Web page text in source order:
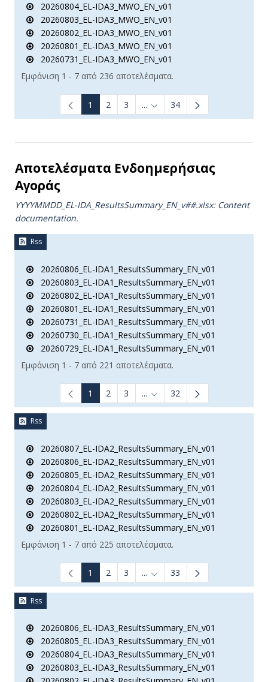
20260804_EL-IDA3_MWO_EN_v01
20260803_EL-IDA3_MWO_EN_v01
20260802_EL-IDA3_MWO_EN_v01
20260801_EL-IDA3_MWO_EN_v01
20260731_EL-IDA3_MWO_EN_v01
Εμφάνιση 1 - 7 από 236 αποτελέσματα.
1 2 3 ... Ενδιάμεσες σελίδες Use
34
Αποτελέσματα Ενδοημερήσιας
Αγοράς
YYYYMMDD_EL-IDA_ResultsSummary_EN_v##.xlsx: Content
documentation.
Rss
20260806_EL-IDA1_ResultsSummary_EN_v01
20260803_EL-IDA1_ResultsSummary_EN_v01
20260802_EL-IDA1_ResultsSummary_EN_v01
20260801_EL-IDA1_ResultsSummary_EN_v01
20260731_EL-IDA1_ResultsSummary_EN_v01
20260730_EL-IDA1_ResultsSummary_EN_v01
20260729_EL-IDA1_ResultsSummary_EN_v01
Εμφάνιση 1 - 7 από 221 αποτελέσματα.
1 2 3 ... Ενδιάμεσες σελίδες Use
32
Rss
20260807_EL-IDA2_ResultsSummary_EN_v01
20260806_EL-IDA2_ResultsSummary_EN_v01
20260805_EL-IDA2_ResultsSummary_EN_v01
20260804_EL-IDA2_ResultsSummary_EN_v01
20260803_EL-IDA2_ResultsSummary_EN_v01
20260802_EL-IDA2_ResultsSummary_EN_v01
20260801_EL-IDA2_ResultsSummary_EN_v01
Εμφάνιση 1 - 7 από 225 αποτελέσματα.
1 2 3 ... Ενδιάμεσες σελίδες Use
33
Rss
20260806_EL-IDA3_ResultsSummary_EN_v01
20260805_EL-IDA3_ResultsSummary_EN_v01
20260804_EL-IDA3_ResultsSummary_EN_v01
20260803_EL-IDA3_ResultsSummary_EN_v01